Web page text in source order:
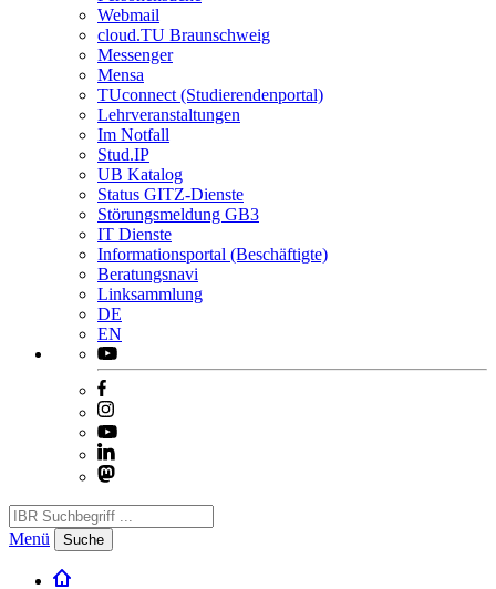
Webmail
cloud.TU Braunschweig
Messenger
Mensa
TUconnect (Studierendenportal)
Lehrveranstaltungen
Im Notfall
Stud.IP
UB Katalog
Status GITZ-Dienste
Störungsmeldung GB3
IT Dienste
Informationsportal (Beschäftigte)
Beratungsnavi
Linksammlung
DE
EN
Menü Suche